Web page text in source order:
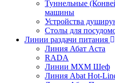
Туннельные
машины
Устройства
Столы для
Линии раздачи питания
Линия Абат Аста
RADA
Линии МХМ Шеф
Линия Abat Hot-